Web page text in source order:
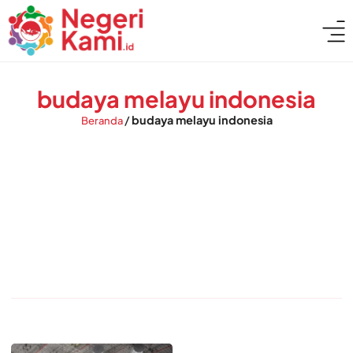
budaya melayu indonesia
Beranda/budaya melayu indonesia